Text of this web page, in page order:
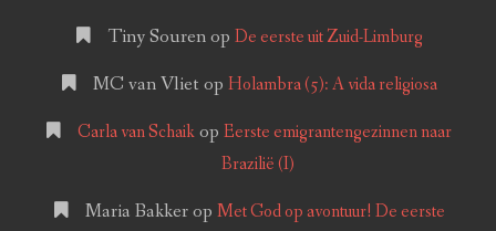
Tiny Sourenop De eerste uit Zuid-Limburg
MC van Vliet op Holambra (5): A vida religiosa
Carla van SchaikopEerste emigrantengezinnen naar
Brazilië (I)
Maria Bakkerop Met God op avontuur! De eerste